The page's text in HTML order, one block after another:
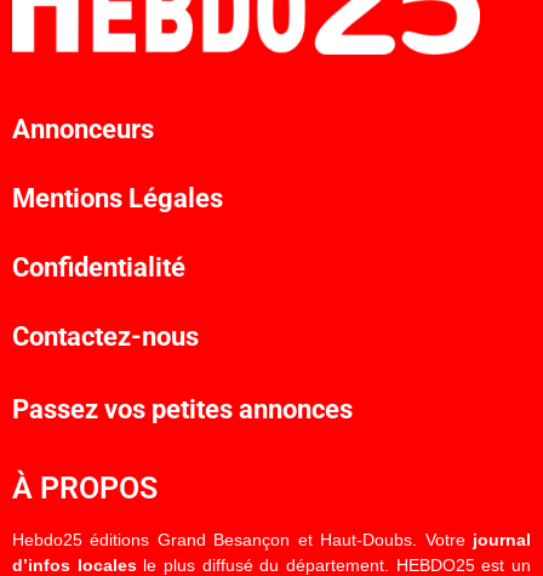
Annonceurs
Mentions Légales
Confidentialité
Contactez-nous
Passez vos petites annonces
À PROPOS
Hebdo25 éditions Grand Besançon et Haut-Doubs. Votre journal
d’infos localesle plus diffusé du département. HEBDO25 est un